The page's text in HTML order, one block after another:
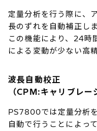
定量分析を行う際に、
長のずれを自動補正しま
この機能により、24時
による変動が少ない高
波長自動校正
（CPM:キャリブレー
PS7800では定量分析
自動で行うことによっ